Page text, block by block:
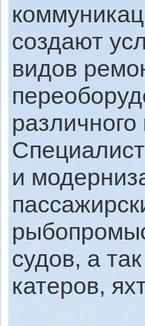
создают
видов
и
судов, а
катеров,